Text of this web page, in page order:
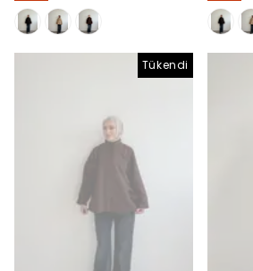
Tükendi